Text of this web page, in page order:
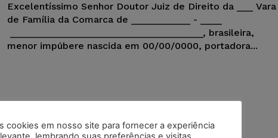
Excelentíssimo Senhor Doutor Juiz de Direito da ___ Vara
de Família da Comarca de ___________ - ____
____________________________________, brasileira,
menor impúbere nascida em 00/00/0000, portadora...
cookies em nosso site para fornecer a experiência